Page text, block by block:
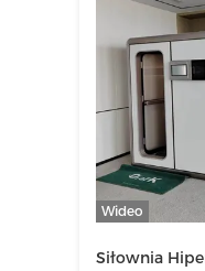
Wideo
Siłownia